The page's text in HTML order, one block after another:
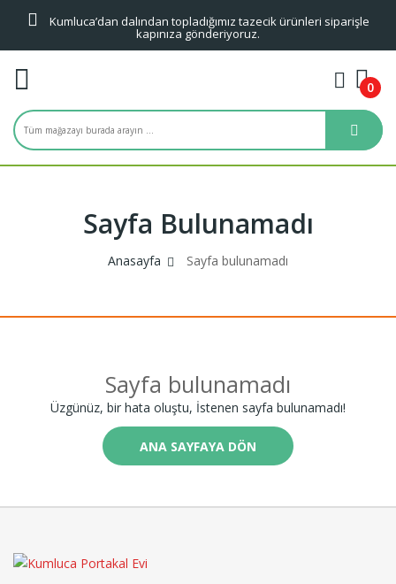
Kumluca’dan dalından topladığımız tazecik ürünleri siparişle
kapınıza gönderiyoruz.
0
Sayfa Bulunamadı
Anasayfa Sayfa bulunamadı
Sayfa bulunamadı
Üzgünüz, bir hata oluştu, İstenen sayfa bulunamadı!
ANA SAYFAYA DÖN